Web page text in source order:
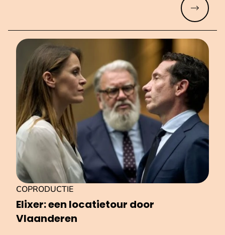
Meer
Elixer: een locatietour door
Vlaanderen
COPRODUCTIE